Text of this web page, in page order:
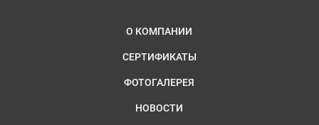
О КОМПАНИИ
СЕРТИФИКАТЫ
ФОТОГАЛЕРЕЯ
НОВОСТИ